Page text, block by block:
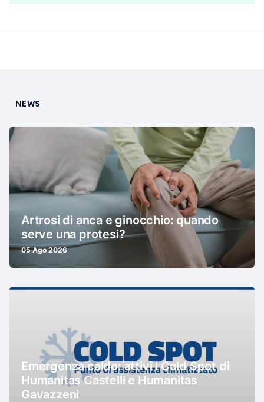
NEWS
Artrosi di anca e ginocchio: quando
serve una protesi?
05 Ago 2026
Emergenza caldo: attivi i Cold Spot di
Humanitas Castelli e Humanitas
Gavazzeni